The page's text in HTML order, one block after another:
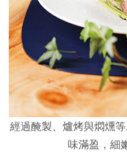
經過醃製、爐烤與燜燻
味滿盈，細